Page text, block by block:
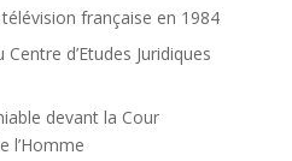
télévision française en 1984
d’Etudes Juridiques
devant la Cour
l’Homme